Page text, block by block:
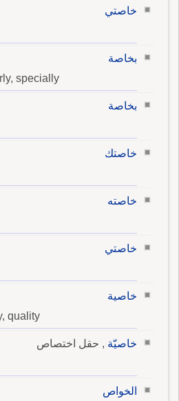
خاصتي
بخاصة
specially
بخاصة
خاصتك
خاصته
خاصتي
خاصية
quality
خاصيّة , حقل اختصاص
الخواص